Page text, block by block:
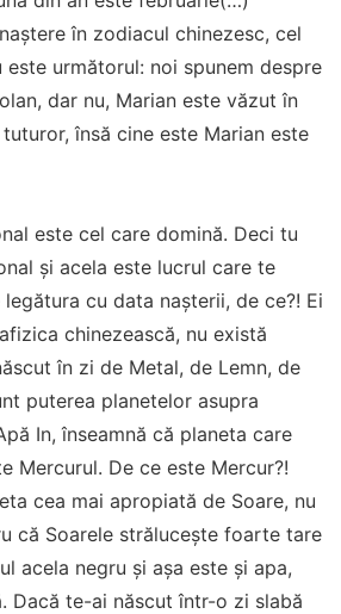
în zodiacul chinezesc, cel
următorul: noi spunem despre
dar nu, Marian este văzut în
însă cine este Marian este
este cel care domină. Deci tu
și acela este lucrul care te
cu data nașterii, de ce?! Ei
chinezească, nu există
în zi de Metal, de Lemn, de
puterea planetelor asupra
In, înseamnă că planeta care
Mercurul. De ce este Mercur?!
cea mai apropiată de Soare, nu
că Soarele strălucește foarte tare
acela negru și așa este și apa,
Dacă te-ai născut într-o zi slabă